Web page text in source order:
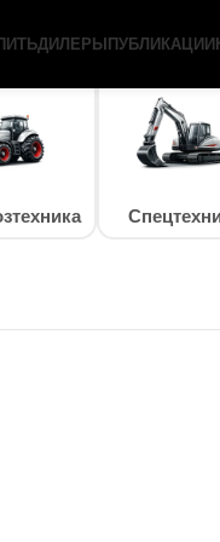
ДИЛЕРЫПУБЛИКАЦИИ